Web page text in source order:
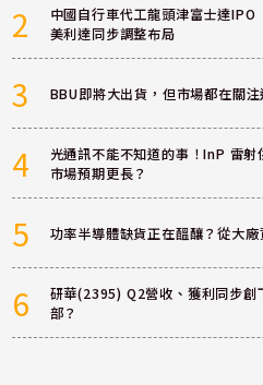
2
中國自行車代工龍頭津富士達
美利達同步調整布局
3 BBU即將大出貨，但市場都在關
4
光通訊不能不知道的事！InP 雷
市場預期更長？
5 功率半導體缺貨正在醞釀？從大
6
研華(2395) Q2營收、獲利同步創
部？